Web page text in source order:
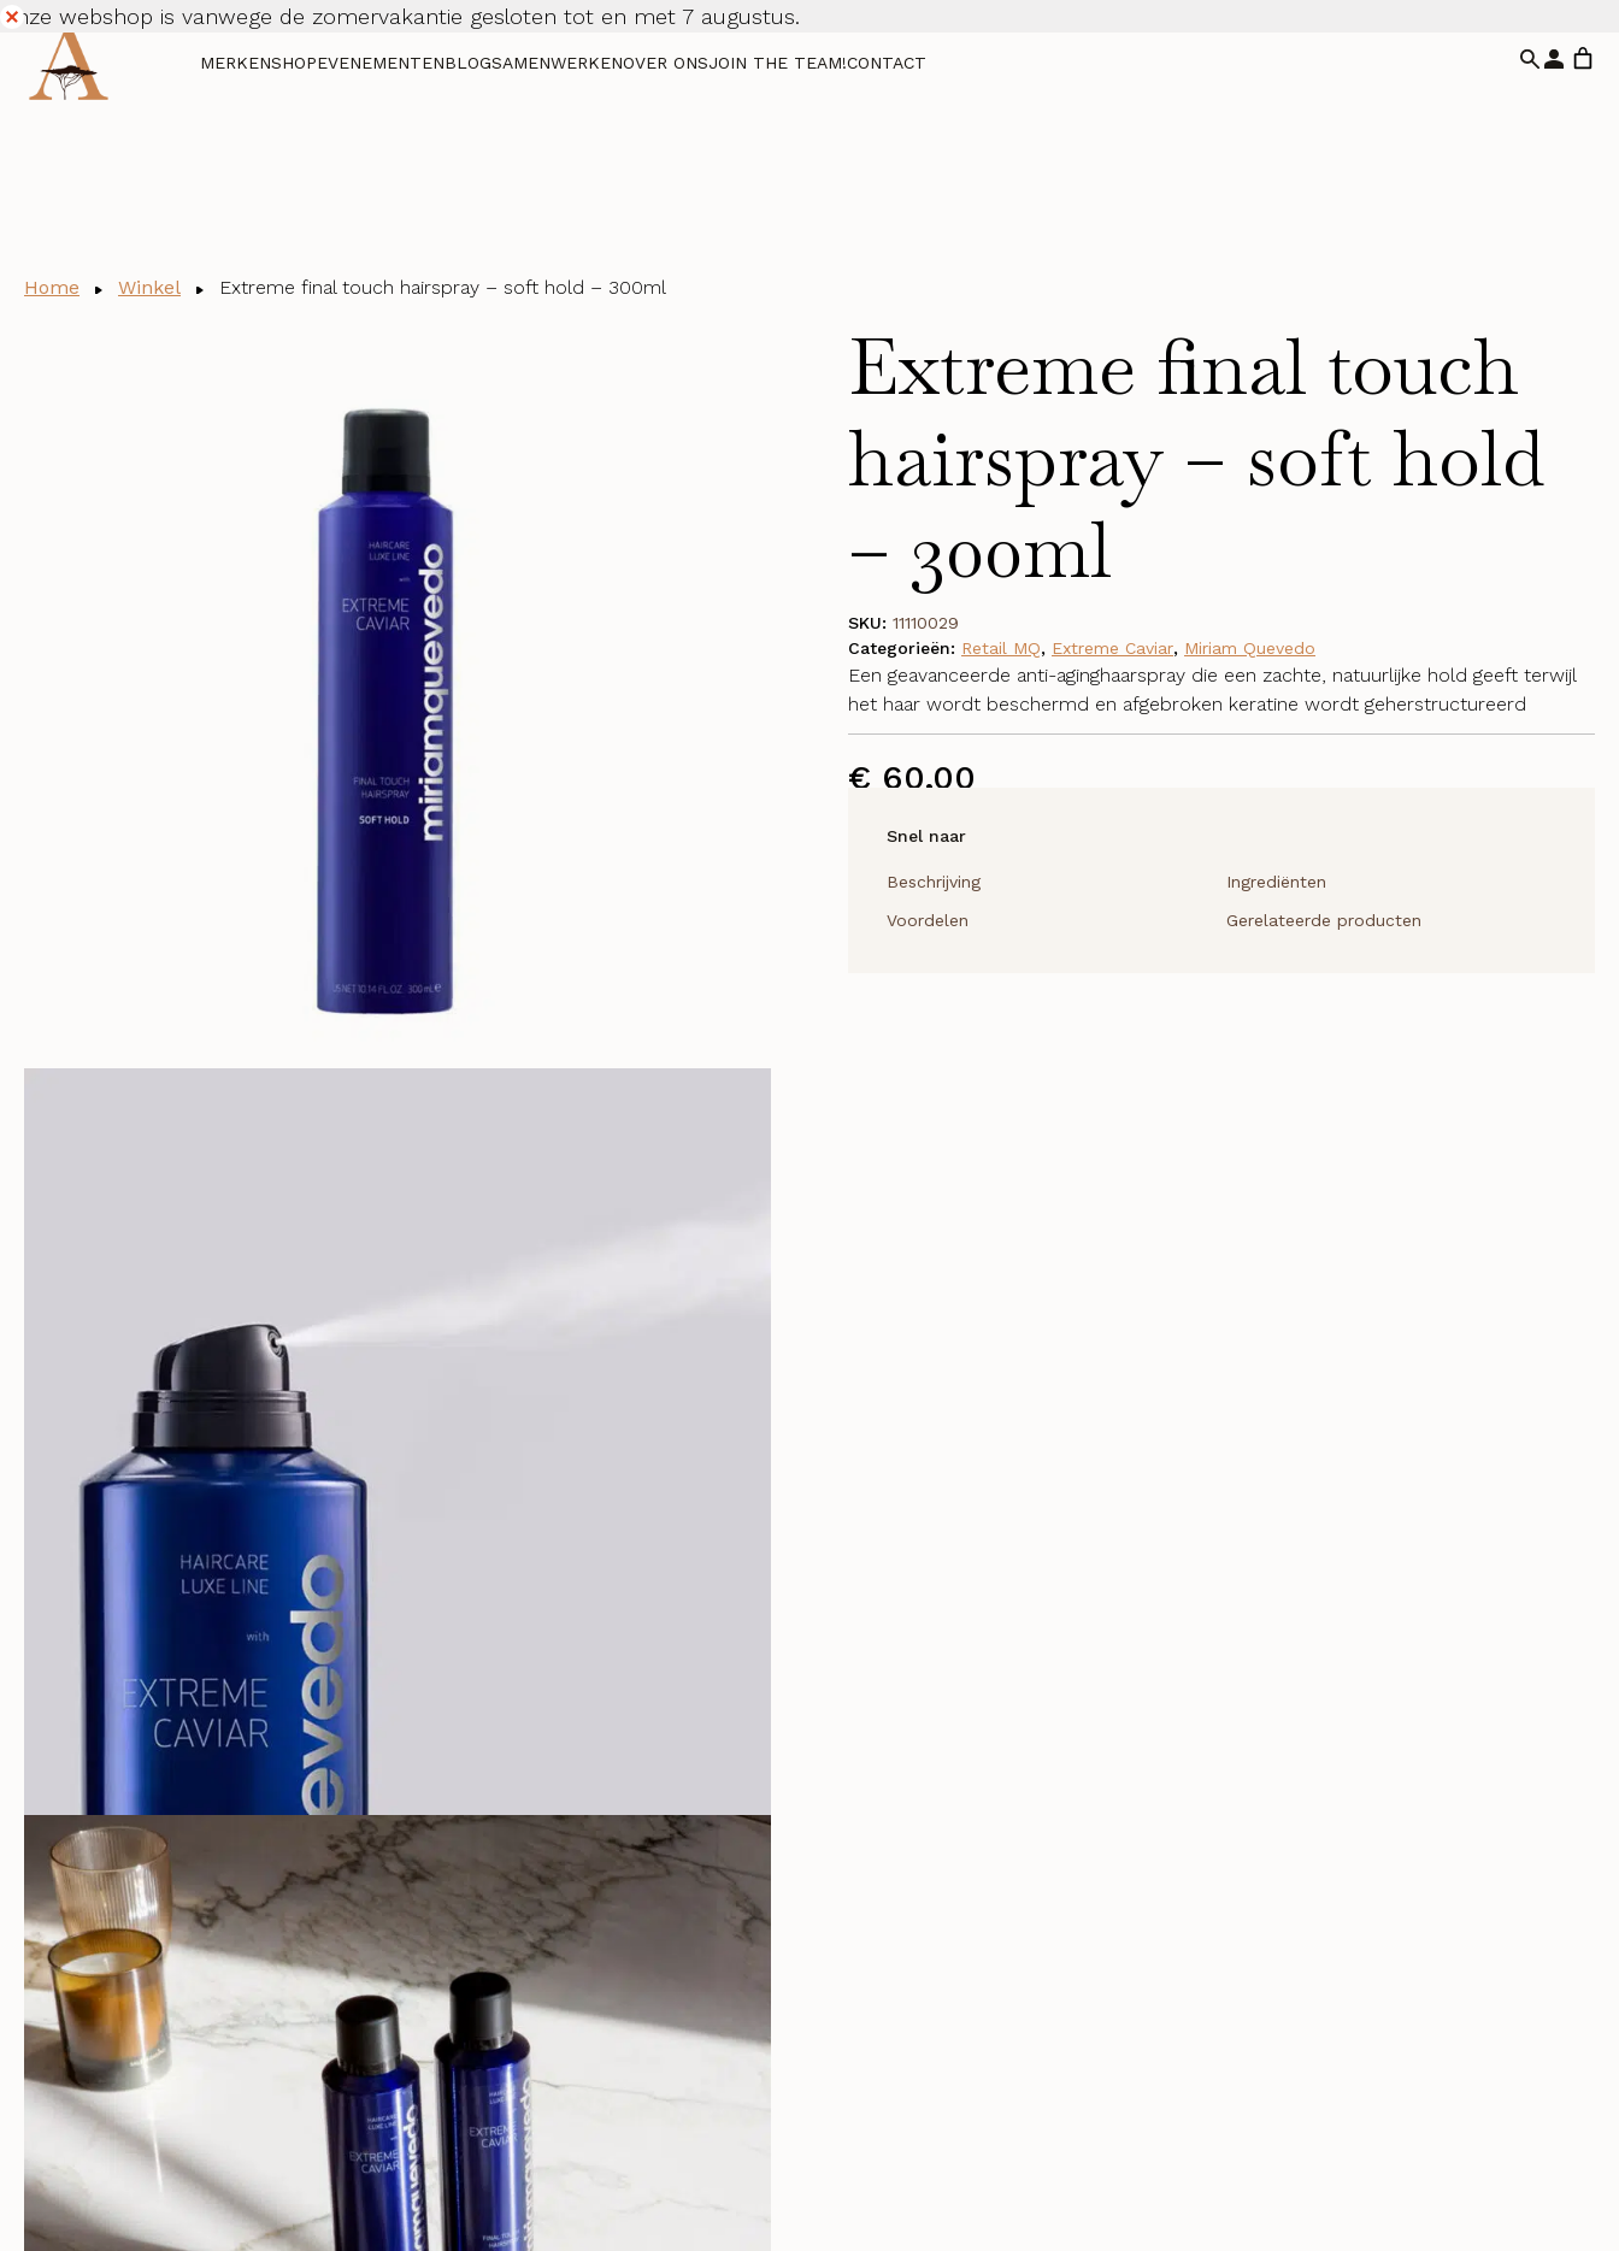
Onze webshop is vanwege de zomervakantie gesloten tot en met 7 augustus.
Dismiss
MERKENSHOPEVENEMENTENBLOGSAMENWERKENOVER ONSJOIN THE TEAM!CONTACT
Home Winkel Extreme final touch hairspray – soft hold – 300ml
Extreme final touch
hairspray – soft hold
– 300ml
€ 60,00
Snel naar
Beschrijving
Ingrediënten
Voordelen
Gerelateerde producten
Een geavanceerde anti-aginghaarspray die een zachte, natuurlijke hold geeft terwijl
het haar wordt beschermd en afgebroken keratine wordt geherstructureerd
SKU: 11110029
Categorieën: Retail MQ, Extreme Caviar, Miriam Quevedo